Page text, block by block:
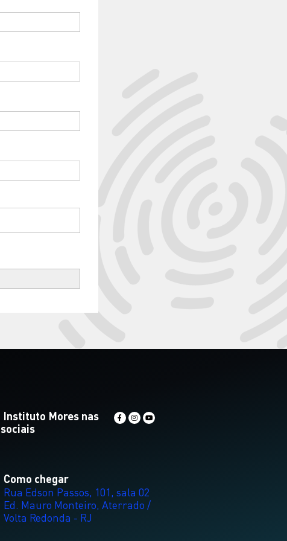
Instituto Mores nas
Como chegar
Rua Edson Passos, 101, sala 02
Ed. Mauro Monteiro, Aterrado /
Volta Redonda - RJ